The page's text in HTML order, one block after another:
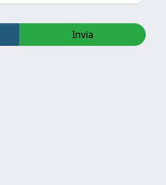
Invia